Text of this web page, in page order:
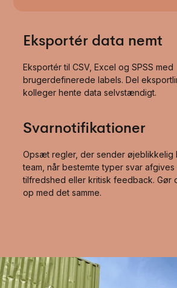
Eksportér data nemt
Eksportér til CSV, Excel og SPSS med
brugerdefinerede labels. Del
kolleger hente data selvstændigt.
Svarnotifikationer
Opsæt regler, der sender øjeblikkelig
team, når bestemte typer svar afgives
tilfredshed eller kritisk feedback. Gør
op med det samme.